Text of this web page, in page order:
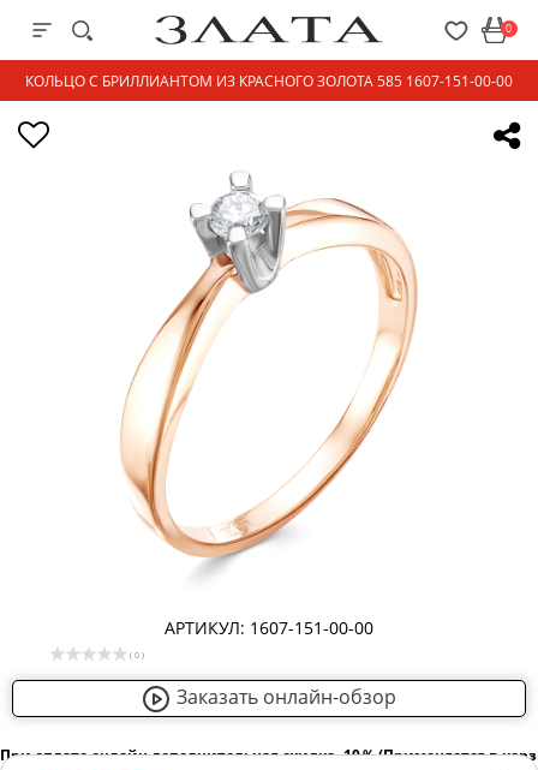
0
КОЛЬЦО С БРИЛЛИАНТОМ ИЗ КРАСНОГО ЗОЛОТА 585 1607-151-00-00
АРТИКУЛ: 1607-151-00-00
( 0 )
Заказать онлайн-обзор
При оплате онлайн дополнительная скидка -10％ (Применяется в